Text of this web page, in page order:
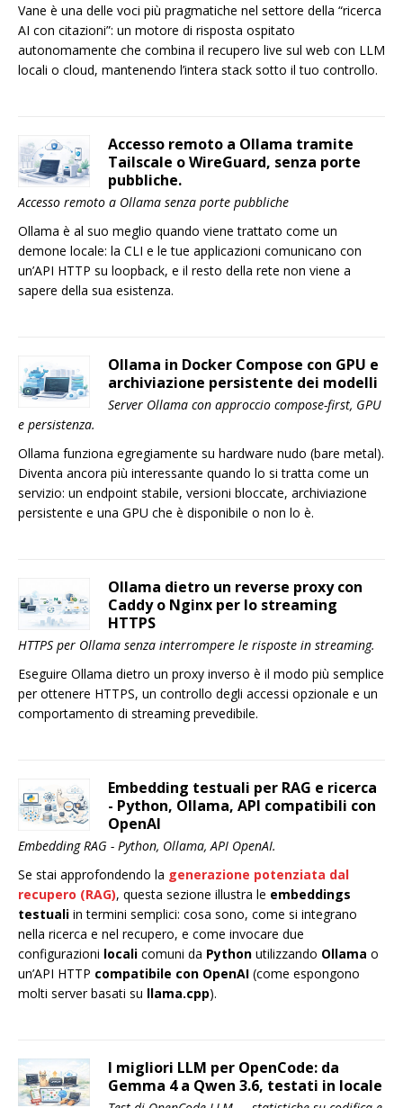
Vane è una delle voci più pragmatiche nel settore della “ricerca
AI con citazioni”: un motore di risposta ospitato
autonomamente che combina il recupero live sul web con LLM
locali o cloud, mantenendo l’intera stack sotto il tuo controllo.
Accesso remoto a Ollama tramite
Tailscale o WireGuard, senza porte
pubbliche.
Accesso remoto a Ollama senza porte pubbliche
Ollama è al suo meglio quando viene trattato come un
demone locale: la CLI e le tue applicazioni comunicano con
un’API HTTP su loopback, e il resto della rete non viene a
sapere della sua esistenza.
Ollama in Docker Compose con GPU e
archiviazione persistente dei modelli
Server Ollama con approccio compose-first, GPU
e persistenza.
Ollama funziona egregiamente su hardware nudo (bare metal).
Diventa ancora più interessante quando lo si tratta come un
servizio: un endpoint stabile, versioni bloccate, archiviazione
persistente e una GPU che è disponibile o non lo è.
Ollama dietro un reverse proxy con
Caddy o Nginx per lo streaming
HTTPS
HTTPS per Ollama senza interrompere le risposte in streaming.
Eseguire Ollama dietro un proxy inverso è il modo più semplice
per ottenere HTTPS, un controllo degli accessi opzionale e un
comportamento di streaming prevedibile.
Embedding testuali per RAG e ricerca
- Python, Ollama, API compatibili con
OpenAI
Embedding RAG - Python, Ollama, API OpenAI.
Se stai approfondendo la generazione potenziata dal
recupero (RAG), questa sezione illustra le embeddings
testuali in termini semplici: cosa sono, come si integrano
nella ricerca e nel recupero, e come invocare due
configurazioni locali comuni da Python utilizzando Ollama o
un’API HTTP compatibile con OpenAI (come espongono
molti server basati su llama.cpp).
I migliori LLM per OpenCode: da
Gemma 4 a Qwen 3.6, testati in locale